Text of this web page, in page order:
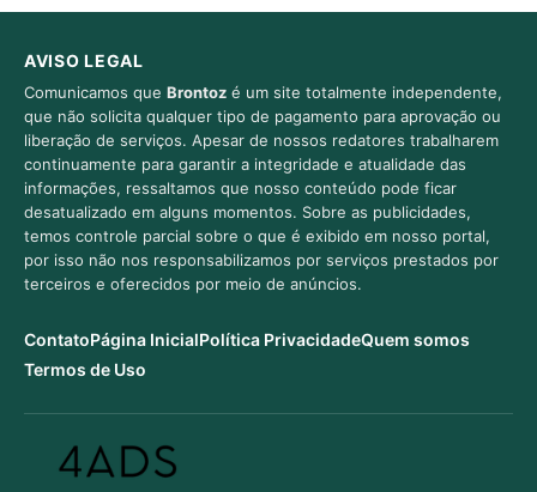
AVISO LEGAL
Comunicamos que Brontoz é um site totalmente independente,
que não solicita qualquer tipo de pagamento para aprovação ou
liberação de serviços. Apesar de nossos redatores trabalharem
continuamente para garantir a integridade e atualidade das
informações, ressaltamos que nosso conteúdo pode ficar
desatualizado em alguns momentos. Sobre as publicidades,
temos controle parcial sobre o que é exibido em nosso portal,
por isso não nos responsabilizamos por serviços prestados por
terceiros e oferecidos por meio de anúncios.
ContatoPágina InicialPolítica PrivacidadeQuem somos
Termos de Uso